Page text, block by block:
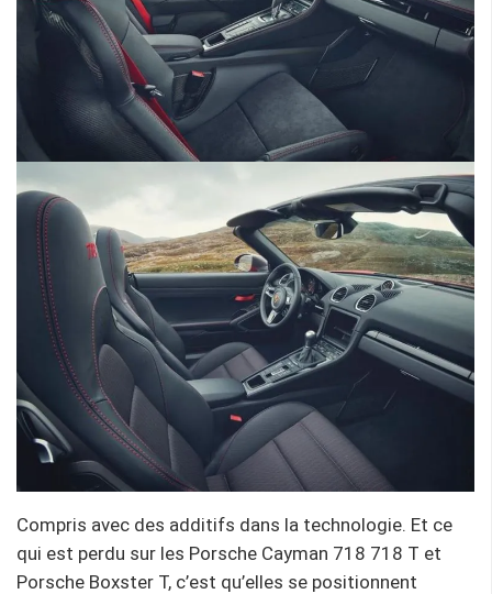
Compris avec des additifs dans la technologie. Et ce
qui est perdu sur les Porsche Cayman 718 718 T et
Porsche Boxster T, c’est qu’elles se positionnent